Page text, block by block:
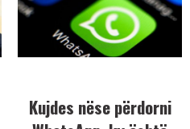
Kujdes nëse përdorni